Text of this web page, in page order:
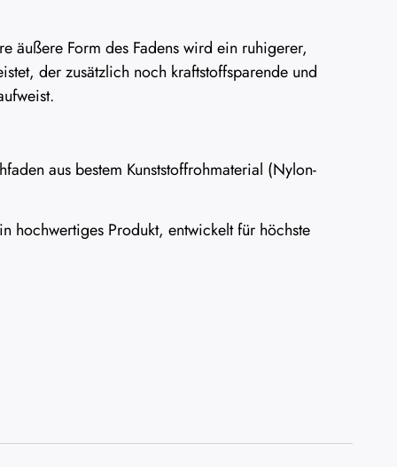
äußere Form des Fadens wird ein ruhigerer,
der zusätzlich noch kraftstoffsparende und
aus bestem Kunststoffrohmaterial (Nylon-
hochwertiges Produkt, entwickelt für höchste